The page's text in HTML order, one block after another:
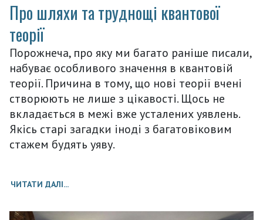
Про шляхи та труднощі квантової
теорії
Порожнеча, про яку ми багато раніше писали,
набуває особливого значення в квантовій
теорії. Причина в тому, що нові теорії вчені
створюють не лише з цікавості. Щось не
вкладається в межі вже усталених уявлень.
Якісь старі загадки іноді з багатовіковим
стажем будять уяву.
ЧИТАТИ ДАЛІ...